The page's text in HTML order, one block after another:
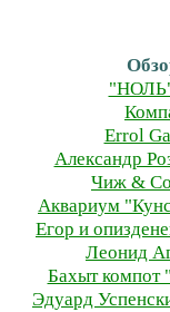
"НОЛЬ"
Errol
Александр
Чиж &
Аквариум
Егор и
Леонид
Бахыт компот
Эдуард